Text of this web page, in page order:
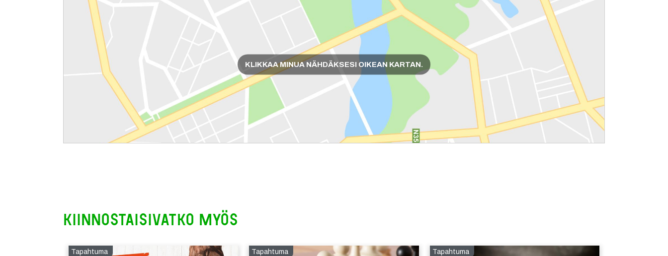
KLIKKAA MINUA NÄHDÄKSESI OIKEAN KARTAN.
Kiinnostaisivatko myös
Tapahtuma Tapahtuma Tapahtuma